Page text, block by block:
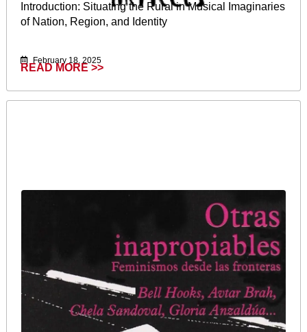
Introduction: Situating the Rural in Musical Imaginaries
of Nation, Region, and Identity
February 18, 2025
READ MORE >>